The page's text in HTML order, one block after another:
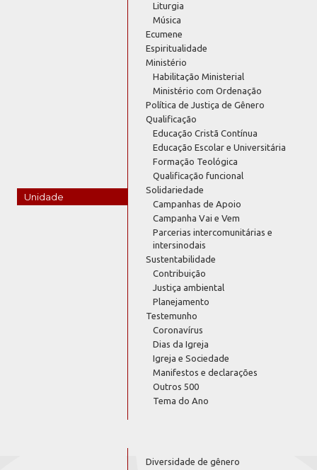
Unidade
Liturgia
Música
Ecumene
Espiritualidade
Ministério
Habilitação Ministerial
Ministério com Ordenação
Política de Justiça de Gênero
Qualificação
Educação Cristã Contínua
Educação Escolar e Universitária
Formação Teológica
Qualificação funcional
Solidariedade
Campanhas de Apoio
Campanha Vai e Vem
Parcerias intercomunitárias e
intersinodais
Sustentabilidade
Contribuição
Justiça ambiental
Planejamento
Testemunho
Coronavírus
Dias da Igreja
Igreja e Sociedade
Manifestos e declarações
Outros 500
Tema do Ano
Diversidade de gênero